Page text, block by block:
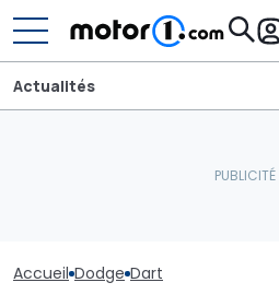
Actualités
Accueil Dodge Dart